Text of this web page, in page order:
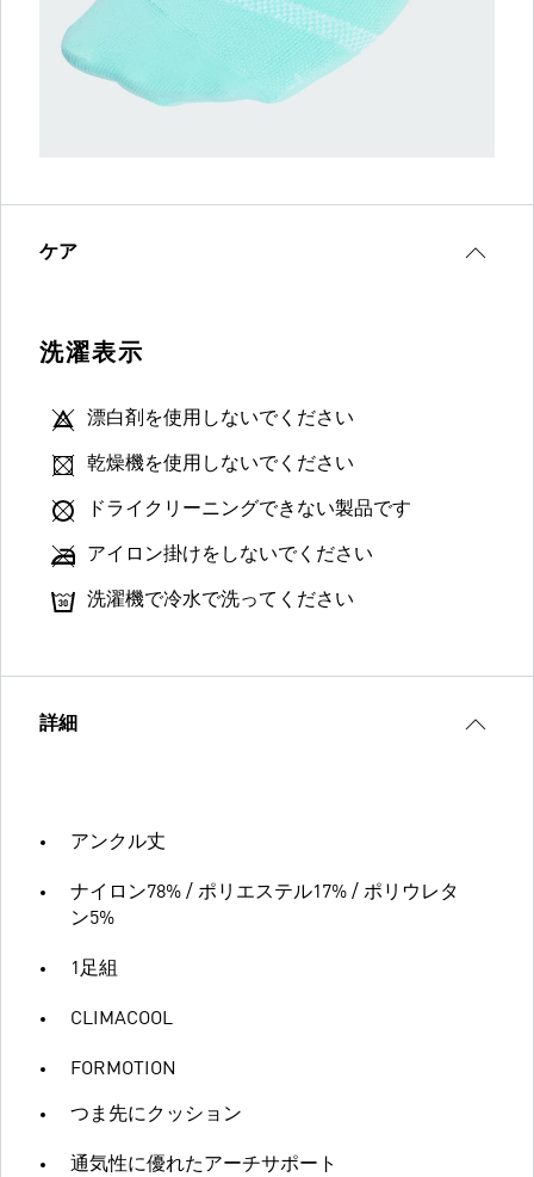
ケア
洗濯表示
漂白剤を使用しないでください
乾燥機を使用しないでください
ドライクリーニングできない製品です
アイロン掛けをしないでください
洗濯機で冷水で洗ってください
詳細
アンクル丈
ナイロン78% / ポリエステル17% / ポリウレタ
ン5%
1足組
CLIMACOOL
FORMOTION
つま先にクッション
通気性に優れたアーチサポート